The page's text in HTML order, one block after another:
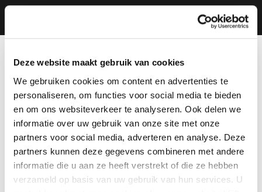
Deze website maakt gebruik van cookies
We gebruiken cookies om content en advertenties te
personaliseren, om functies voor social media te bieden
en om ons websiteverkeer te analyseren. Ook delen we
informatie over uw gebruik van onze site met onze
partners voor social media, adverteren en analyse. Deze
partners kunnen deze gegevens combineren met andere
informatie die u aan ze heeft verstrekt of die ze hebben
verzameld op basis van uw gebruik van hun services. U